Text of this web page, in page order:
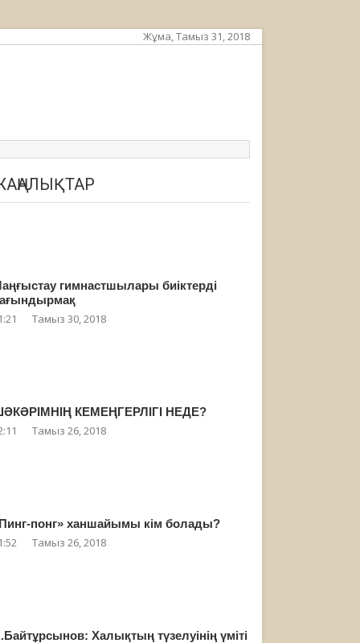
Жұма, Тамыз 31, 2018
гимнастшылары биіктерді
Тамыз 30, 2018
КЕМЕҢГЕРЛІГІ НЕДЕ?
Тамыз 26, 2018
понг» ханшайымы кім болады?
Тамыз 26, 2018
Халықтың түзелуінің үміті